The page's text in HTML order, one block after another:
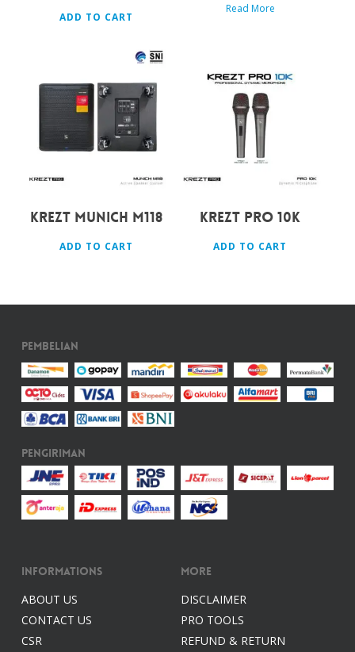
ADD TO CART
Read More
Rp8.490.000
KREZT MUNICH M118
ADD TO CART
549.000
KREZT PRO 10K
ADD TO CART
Pembelian
Pengiriman
Informations
ABOUT US
CONTACT US
CSR
More
DISCLAIMER
PRO TOOLS
REFUND & RETURN